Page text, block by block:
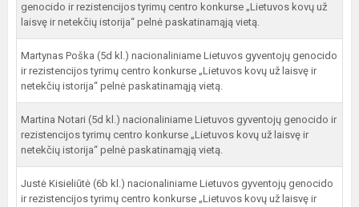
genocido ir rezistencijos tyrimų centro konkurse „Lietuvos kovų už
laisvę ir netekčių istorija“ pelnė paskatinamąją vietą.
Martynas Poška (5d kl.) nacionaliniame Lietuvos gyventojų genocido
ir rezistencijos tyrimų centro konkurse „Lietuvos kovų už laisvę ir
netekčių istorija“ pelnė paskatinamąją vietą.
Martina Notari (5d kl.) nacionaliniame Lietuvos gyventojų genocido ir
rezistencijos tyrimų centro konkurse „Lietuvos kovų už laisvę ir
netekčių istorija“ pelnė paskatinamąją vietą.
Justė Kisieliūtė (6b kl.) nacionaliniame Lietuvos gyventojų genocido
ir rezistencijos tyrimų centro konkurse „Lietuvos kovų už laisvę ir